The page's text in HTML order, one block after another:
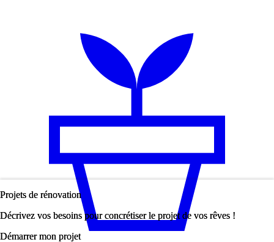
Projets de rénovation
Décrivez vos besoins pour concrétiser le projet de vos rêves !
Démarrer mon projet
Projets de rénovation
Décrivez vos besoins pour concrétiser le projet de vos rêves !
Démarrer mon projet